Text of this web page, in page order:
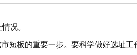
况。
短板的重要一步。要科学做好选址